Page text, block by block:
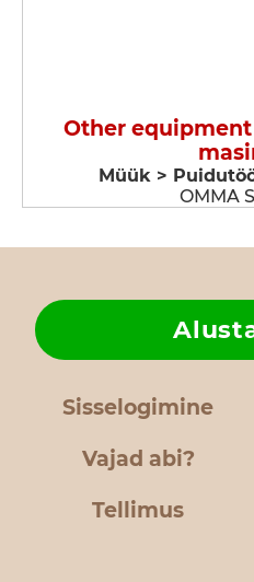
Other
Müük >
OMMA
Sisselogimine
Vajad abi?
Tellimus